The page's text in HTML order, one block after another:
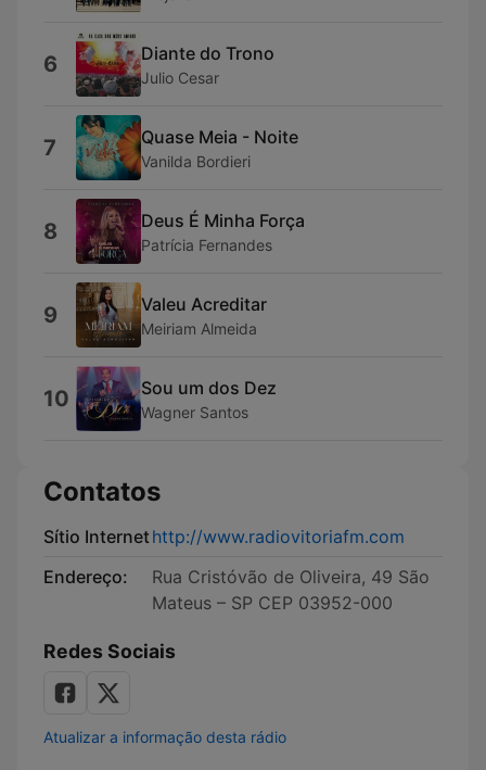
6 Diante do Trono
Julio Cesar
7 Quase Meia - Noite
Vanilda Bordieri
8 Deus É Minha Força
Patrícia Fernandes
9 Valeu Acreditar
Meiriam Almeida
10 Sou um dos Dez
Wagner Santos
Contatos
Sítio Internethttp://www.radiovitoriafm.com
Endereço:
Rua Cristóvão de Oliveira, 49 São
Mateus – SP CEP 03952-000
Redes Sociais
Atualizar a informação desta rádio